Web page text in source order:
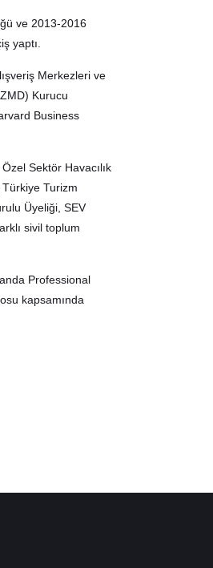
ve 2013-2016
yaptı.
Merkezleri ve
Kurucu
Business
Sektör Havacılık
Türkiye Turizm
Üyeliği, SEV
sivil toplum
Professional
kapsamında